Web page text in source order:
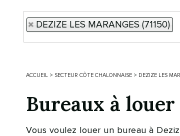
DEZIZE LES MARANGES (71150)
ACCUEIL > SECTEUR CÔTE CHALONNAISE > DEZIZE LES
Bureaux à louer
Vous voulez louer un bureau à